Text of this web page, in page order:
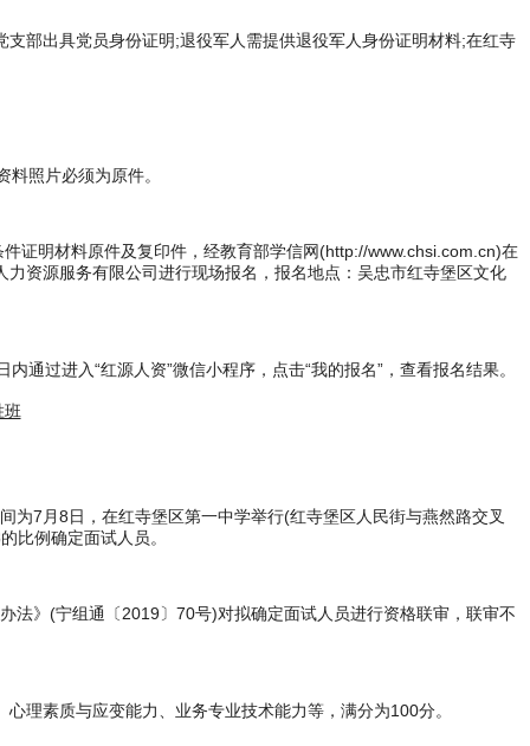
部出具党员身份证明;退役军人需提供退役军人身份证明材料;在红寺
照片必须为原件。
证明材料原件及复印件，经教育部学信网(http://www.chsi.com.cn)在
资源服务有限公司进行现场报名，报名地点：吴忠市红寺堡区文化
过进入“红源人资”微信小程序，点击“我的报名”，查看报名结果。
7月8日，在红寺堡区第一中学举行(红寺堡区人民街与燕然路交叉
比例确定面试人员。
法》(宁组通〔2019〕70号)对拟确定面试人员进行资格联审，联审不
理素质与应变能力、业务专业技术能力等，满分为100分。